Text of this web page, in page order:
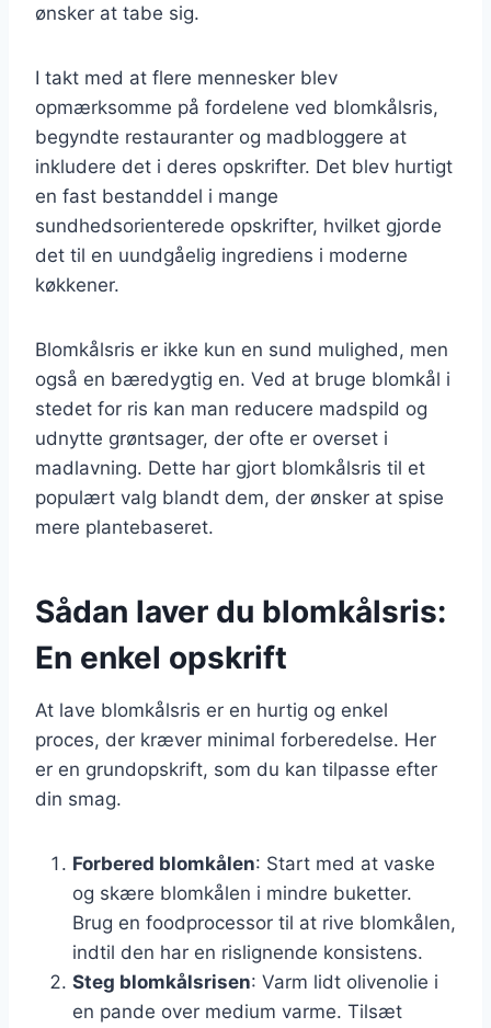
ønsker at tabe sig.
I takt med at flere mennesker blev
opmærksomme på fordelene ved blomkålsris,
begyndte restauranter og madbloggere at
inkludere det i deres opskrifter. Det blev hurtigt
en fast bestanddel i mange
sundhedsorienterede opskrifter, hvilket gjorde
det til en uundgåelig ingrediens i moderne
køkkener.
Blomkålsris er ikke kun en sund mulighed, men
også en bæredygtig en. Ved at bruge blomkål i
stedet for ris kan man reducere madspild og
udnytte grøntsager, der ofte er overset i
madlavning. Dette har gjort blomkålsris til et
populært valg blandt dem, der ønsker at spise
mere plantebaseret.
Sådan laver du blomkålsris:
En enkel opskrift
At lave blomkålsris er en hurtig og enkel
proces, der kræver minimal forberedelse. Her
er en grundopskrift, som du kan tilpasse efter
din smag.
Forbered blomkålen: Start med at vaske
og skære blomkålen i mindre buketter.
Brug en foodprocessor til at rive blomkålen,
indtil den har en rislignende konsistens.
Steg blomkålsrisen: Varm lidt olivenolie i
en pande over medium varme. Tilsæt